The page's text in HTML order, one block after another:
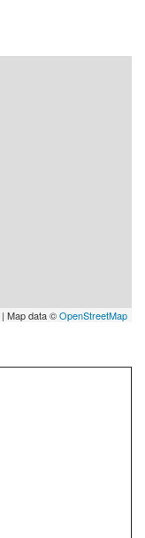
| Map data ©OpenStreetMap